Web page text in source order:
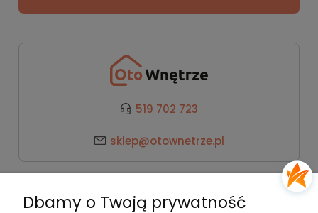
519 702 723
sklep@otownetrze.pl
Dbamy o Twoją prywatność